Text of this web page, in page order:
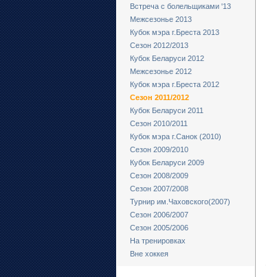
Встреча с болельщиками '13
Межсезонье 2013
Кубок мэра г.Бреста 2013
Сезон 2012/2013
Кубок Беларуси 2012
Межсезонье 2012
Кубок мэра г.Бреста 2012
Сезон 2011/2012
Кубок Беларуси 2011
Сезон 2010/2011
Кубок мэра г.Санок (2010)
Сезон 2009/2010
Кубок Беларуси 2009
Сезон 2008/2009
Сезон 2007/2008
Турнир им.Чаховского(2007)
Сезон 2006/2007
Сезон 2005/2006
На тренировках
Вне хоккея